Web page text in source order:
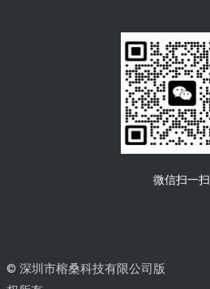
微信扫一扫
© 深圳市榕桑科技有限公司版